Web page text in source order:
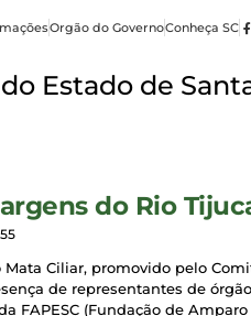
Orgão do GovernoConheça SC
Estado de
do Rio
Ciliar, promovido pelo
de representantes de
FAPESC (Fundação de